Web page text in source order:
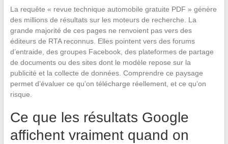
La requête « revue technique automobile gratuite PDF » génère
des millions de résultats sur les moteurs de recherche. La
grande majorité de ces pages ne renvoient pas vers des
éditeurs de RTA reconnus. Elles pointent vers des forums
d’entraide, des groupes Facebook, des plateformes de partage
de documents ou des sites dont le modèle repose sur la
publicité et la collecte de données. Comprendre ce paysage
permet d’évaluer ce qu’on télécharge réellement, et ce qu’on
risque.
Ce que les résultats Google
affichent vraiment quand on